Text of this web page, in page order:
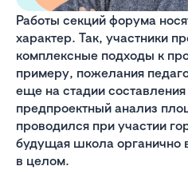
Работы секций форума
характер. Так, участники
комплексные подходы к
примеру, пожелания
еще на стадии
предпроектный анализ
проводился при участии
будущая школа органично
в целом.